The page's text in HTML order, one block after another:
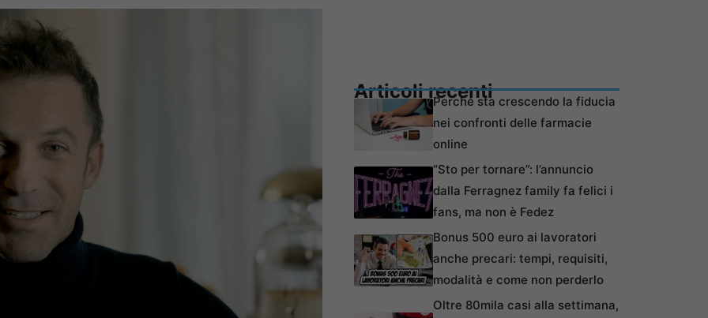
Articoli recentiPerché sta crescendo la fiducia
nei confronti delle farmacie
online
“Sto per tornare”: l’annuncio
dalla Ferragnez family fa felici i
fans, ma non è Fedez
Bonus 500 euro ai lavoratori
anche precari: tempi, requisiti,
modalità e come non perderlo
Oltre 80mila casi alla settimana,